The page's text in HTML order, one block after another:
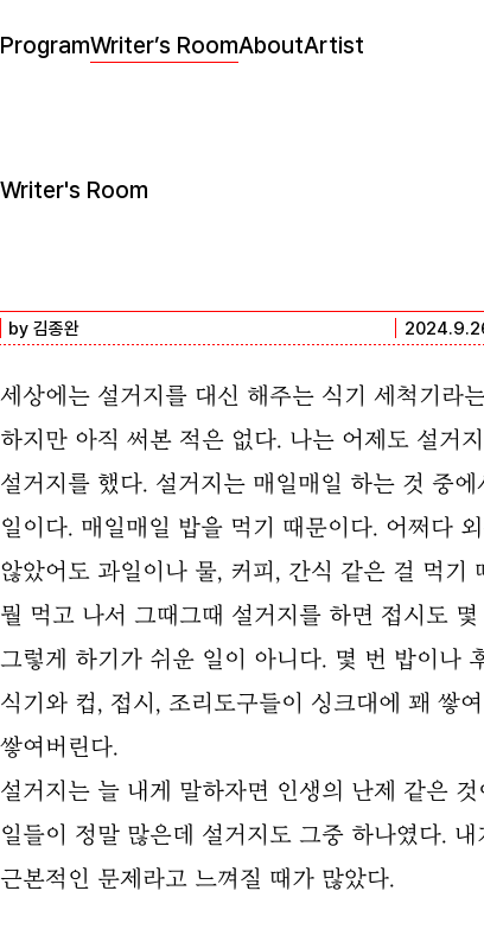
ProgramWriter’s RoomAboutArtist
Writer's Room
by 김종완
세상에는 설거지를 대신 해주는 식기 세척기라
하지만 아직 써본 적은 없다. 나는 어제도 설거
설거지를 했다. 설거지는 매일매일 하는 것 중
일이다. 매일매일 밥을 먹기 때문이다. 어쩌다
않았어도 과일이나 물, 커피, 간식 같은 걸 먹기
뭘 먹고 나서 그때그때 설거지를 하면 접시도
그렇게 하기가 쉬운 일이 아니다. 몇 번 밥이나
식기와 컵, 접시, 조리도구들이 싱크대에 꽤 쌓
쌓여버린다.
설거지는 늘 내게 말하자면 인생의 난제 같은
일들이 정말 많은데 설거지도 그중 하나였다.
근본적인 문제라고 느껴질 때가 많았다.